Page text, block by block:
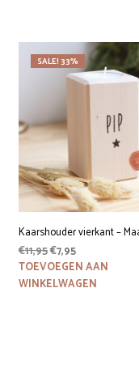
SALE! 33%
Kaarshouder vierkant –
€11,95Oorspronkelijke
prijs
was:
€7,95Huidige
prijs
is:
TOEVOEGEN AAN
WINKELWAGEN